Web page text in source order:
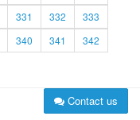
331 332
333
340 341
342
Contact us